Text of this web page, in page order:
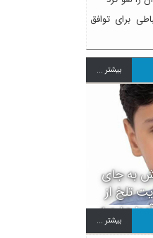
برای توافق
بيشتر ...
به جای
تلخ از
مدرسه
بيشتر ...